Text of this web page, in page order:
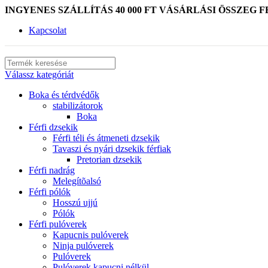
INGYENES SZÁLLÍTÁS 40 000 FT VÁSÁRLÁSI ÖSSZEG
Kapcsolat
Válassz kategóriát
Boka és térdvédők
stabilizátorok
Boka
Férfi dzsekik
Férfi téli és átmeneti dzsekik
Tavaszi és nyári dzsekik férfiak
Pretorian dzsekik
Férfi nadrág
Melegítõalsó
Férfi pólók
Hosszú ujjú
Pólók
Férfi pulóverek
Kapucnis pulóverek
Ninja pulóverek
Pulóverek